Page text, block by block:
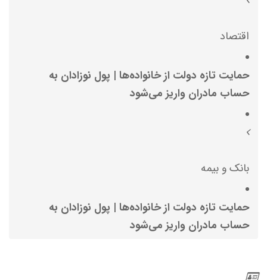
اقتصاد
حمایت تازه دولت از خانواده‌ها | پول نوزادان به
حساب مادران واریز می‌شود
بانک و بیمه
حمایت تازه دولت از خانواده‌ها | پول نوزادان به
حساب مادران واریز می‌شود